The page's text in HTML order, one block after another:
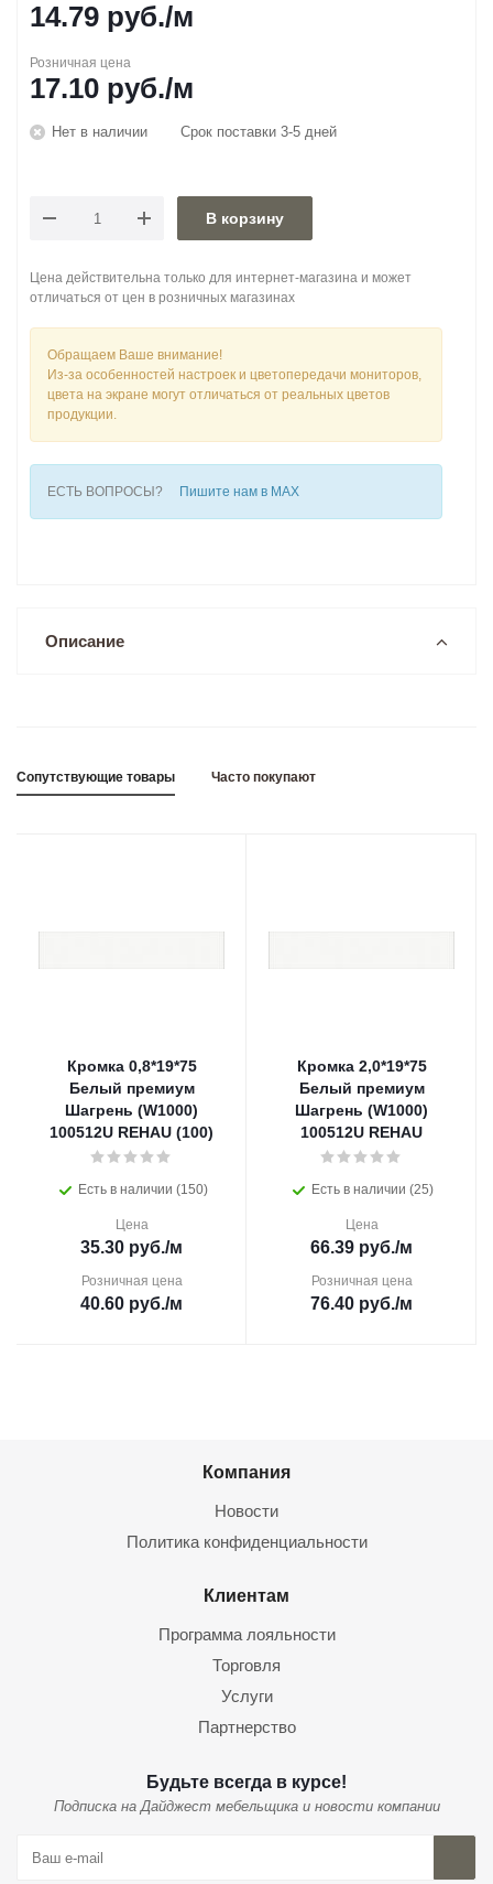
14.79 руб./м
Розничная цена
17.10 руб./м
Нет в наличии Срок поставки 3-5 дней
В корзину
Цена действительна только для интернет-магазина и может
отличаться от цен в розничных магазинах
Обращаем Ваше внимание!
Из-за особенностей настроек и цветопередачи мониторов,
цвета на экране могут отличаться от реальных цветов
продукции.
ЕСТЬ ВОПРОСЫ? Пишите нам в MAX
Описание
Сопутствующие товары Часто покупают
Кромка 0,8*19*75
Белый премиум
Шагрень (W1000)
100512U REHAU (100)
Есть в наличии (150)
Цена
35.30 руб./м
Розничная цена
40.60 руб./м
Кромка 2,0*19*75
Белый премиум
Шагрень (W1000)
100512U REHAU
Есть в наличии (25)
Цена
66.39 руб./м
Розничная цена
76.40 руб./м
Компания
Новости
Политика конфиденциальности
Клиентам
Программа лояльности
Торговля
Услуги
Партнерство
Будьте всегда в курсе!
Подписка на Дайджест мебельщика и новости компании